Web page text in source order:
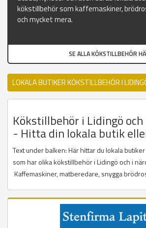
kökstillbehör som kaffemaskiner,
och mycket mera.
SE ALLA KÖKSTILLBEHÖR
LOKALA BUTIKER KÖKSTILLBEHÖR I
Kökstillbehör i Lidingö
- Hitta din lokala butik
Text under balken: Här hittar du lokala
som har olika kökstillbehör i Lidingö och i
Kaffemaskiner, matberedare, snygga